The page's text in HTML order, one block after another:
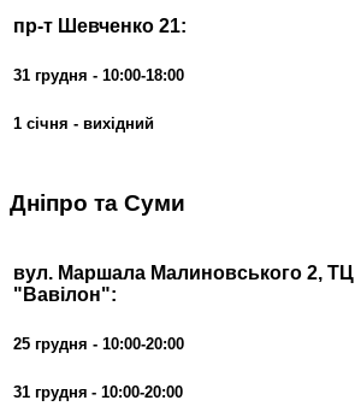
пр-т Шевченко 21:
31 грудня - 10:00-18:00
1 січня - вихідний
Дніпро та Суми
вул. Маршала Малиновського 2, ТЦ
"Вавілон":
25 грудня - 10:00-20:00
31 грудня - 10:00-20:00